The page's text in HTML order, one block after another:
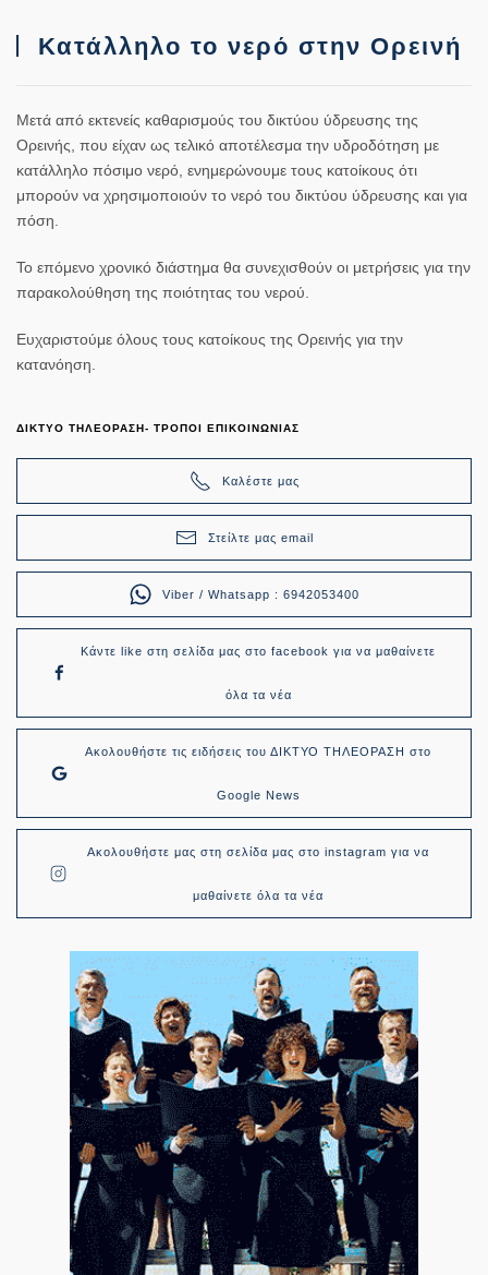
Κατάλληλο το νερό στην Ορεινή
Μετά από εκτενείς καθαρισμούς του δικτύου ύδρευσης της
Ορεινής, που είχαν ως τελικό αποτέλεσμα την υδροδότηση με
κατάλληλο πόσιμο νερό, ενημερώνουμε τους κατοίκους ότι
μπορούν να χρησιμοποιούν το νερό του δικτύου ύδρευσης και για
πόση.
Το επόμενο χρονικό διάστημα θα συνεχισθούν οι μετρήσεις για την
παρακολούθηση της ποιότητας του νερού.
Ευχαριστούμε όλους τους κατοίκους της Ορεινής για την
κατανόηση.
ΔΙΚΤΥΟ ΤΗΛΕΟΡΑΣΗ- ΤΡΟΠΟΙ ΕΠΙΚΟΙΝΩΝΙΑΣ
Καλέστε μας
Στείλτε μας email
Viber / Whatsapp : 6942053400
Κάντε like στη σελίδα μας στο facebook για να μαθαίνετε
όλα τα νέα
Ακολουθήστε τις ειδήσεις του ΔΙΚΤΥΟ ΤΗΛΕΟΡΑΣΗ στο
Google News
Ακολουθήστε μας στη σελίδα μας στο instagram για να
μαθαίνετε όλα τα νέα